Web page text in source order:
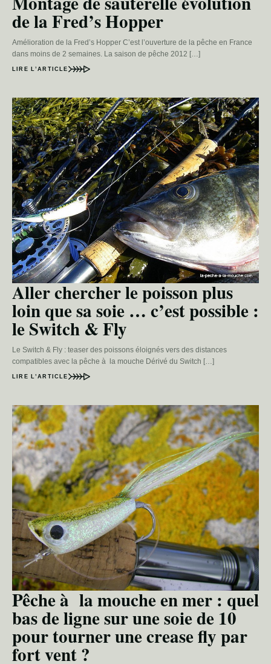
de la Fred’s Hopper
Amélioration de la Fred’s Hopper C’est l’ouverture de la pêche en France
dans moins de 2 semaines. La saison de pêche 2012 […]
LIRE L’ARTICLE
Aller chercher le poisson plus
loin que sa soie … c’est possible :
le Switch & Fly
Le Switch & Fly : teaser des poissons éloignés vers des distances
compatibles avec la pêche à la mouche Dérivé du Switch […]
LIRE L’ARTICLE
Pêche à la mouche en mer : quel
bas de ligne sur une soie de 10
pour tourner une crease fly par
fort vent ?